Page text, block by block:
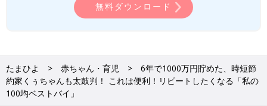
無料ダウンロード
たまひよ 赤ちゃん・育児
6年で1000万円貯めた、時短節
約家くぅちゃんも太鼓判！ これは便利！リピートしたくなる「私の
100均ベストバイ」